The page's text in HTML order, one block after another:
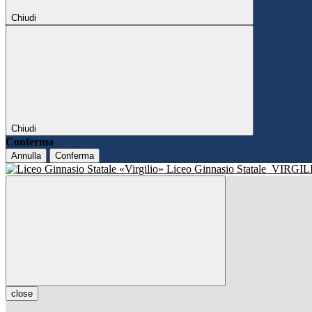
Chiudi
Chiudi
Conferma
Annulla Conferma
Liceo Ginnasio Statale
close